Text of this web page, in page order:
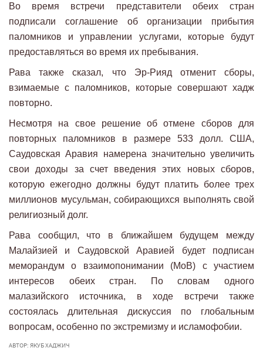
Во время встречи представители обеих стран
подписали соглашение об организации прибытия
паломников и управлении услугами, которые будут
предоставляться во время их пребывания.
Рава также сказал, что Эр-Рияд отменит сборы,
взимаемые с паломников, которые совершают хадж
повторно.
Несмотря на свое решение об отмене сборов для
повторных паломников в размере 533 долл. США,
Саудовская Аравия намерена значительно увеличить
свои доходы за счет введения этих новых сборов,
которую ежегодно должны будут платить более трех
миллионов мусульман, собирающихся выполнять свой
религиозный долг.
Рава сообщил, что в ближайшем будущем между
Малайзией и Саудовской Аравией будет подписан
меморандум о взаимопонимании (МоВ) с участием
интересов обеих стран. По словам одного
малазийского источника, в ходе встречи также
состоялась длительная дискуссия по глобальным
вопросам, особенно по экстремизму и исламофобии.
АВТОР: ЯКУБ ХАДЖИЧ